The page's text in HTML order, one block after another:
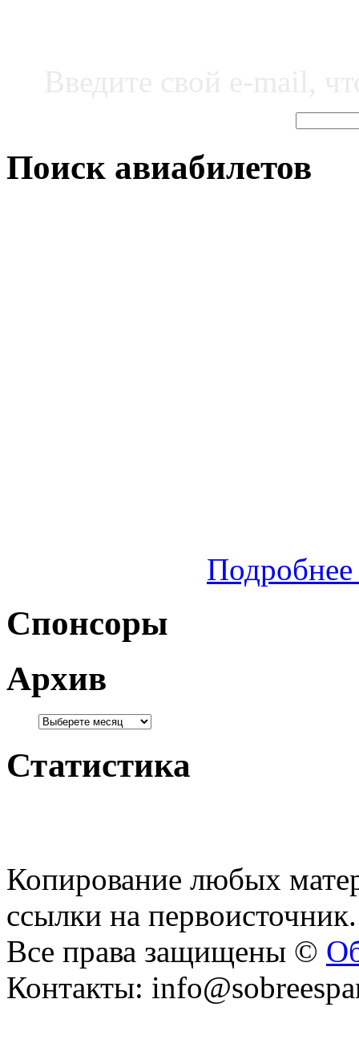
Поиск авиабилетов
Спонсоры
Архив
Статистика
Копирование любых
ссылки на первоисточник.
Все права защищены ©
Контакты: